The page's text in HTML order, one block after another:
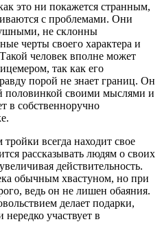
это ни покажется странным,
с проблемами. Они
не склонны
черты своего характера и
человек вполне может
так как его
порой не знает границ. Он
половинкой своими мыслями и
в собственноручно
всегда находит свое
рассказывать людям о своих
действительность.
обычным хвастуном, но при
ведь он не лишен обаяния.
делает подарки,
участвует в